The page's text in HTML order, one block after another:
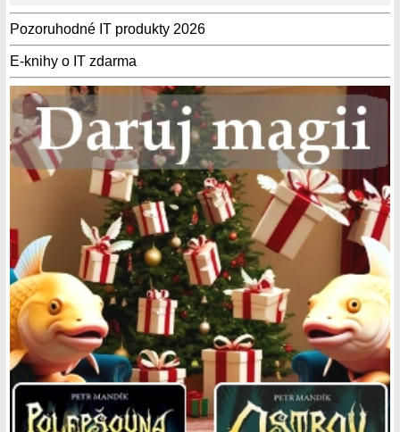
Pozoruhodné IT produkty 2026
E-knihy o IT zdarma